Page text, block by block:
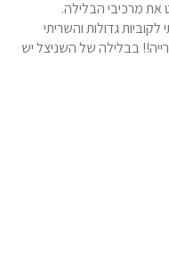
את מרכיבי הבלילה.
גדולות והשריתי
בבלילה של השניצל יש